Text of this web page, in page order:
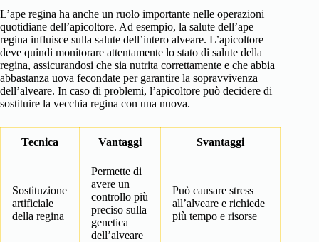
L’ape regina ha anche un ruolo importante nelle operazioni
quotidiane dell’apicoltore. Ad esempio, la salute dell’ape
regina influisce sulla salute dell’intero alveare. L’apicoltore
deve quindi monitorare attentamente lo stato di salute della
regina, assicurandosi che sia nutrita correttamente e che abbia
abbastanza uova fecondate per garantire la sopravvivenza
dell’alveare. In caso di problemi, l’apicoltore può decidere di
sostituire la vecchia regina con una nuova.
Tecnica Vantaggi Svantaggi
Sostituzione
artificiale
della regina
Permette di
avere un
controllo più
preciso sulla
genetica
dell’alveare
Può causare stress
all’alveare e richiede
più tempo e risorse